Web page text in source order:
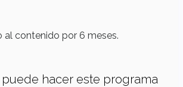
al contenido por 6 meses.
puede hacer este programa